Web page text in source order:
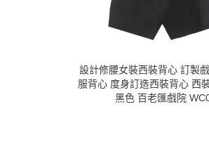
設計修腰女裝西裝背心 訂製
服背心 度身訂造西裝背心 西
黑色 百老匯戲院